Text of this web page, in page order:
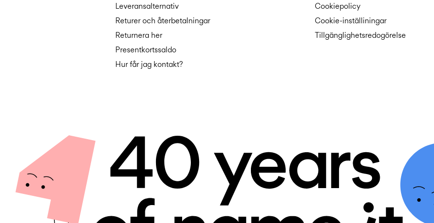
Leveransalternativ
Returer och återbetalningar
Returnera her
Presentkortssaldo
Hur får jag kontakt?
Cookiepolicy
Cookie-inställiningar
Tillgänglighetsredogörelse